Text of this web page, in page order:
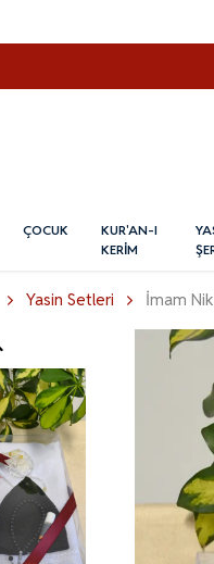
ÇOCUK
KUR'AN-I
KERİM
Yasin Setleri İmam